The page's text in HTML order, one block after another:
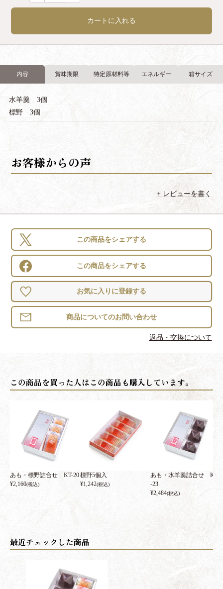
カートに入れる
内容 賞味期限 特定原材料等 エネルギー 箱サイズ
水羊羹 3個
標野 3個
レビューを書く
この商品をシェアする
この商品をシェアする
お気に入りに登録する
返品・交換について
あも・標野詰合せ KT-20
¥2,160(税込)
標野5個入
¥1,242(税込)
あも・水羊羹詰合せ KN
-23
¥2,484(税込)